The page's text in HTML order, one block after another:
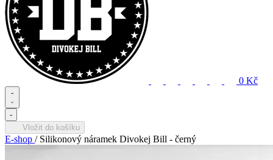
0 Kč
-
-
Vložit do košíku
E-shop / Silikonový náramek Divokej Bill - černý